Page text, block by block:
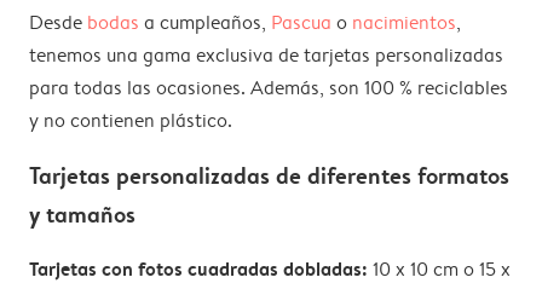
Desde bodas a cumpleaños, Pascua o nacimientos,
tenemos una gama exclusiva de tarjetas personalizadas
para todas las ocasiones. Además, son 100 % reciclables
y no contienen plástico.
Tarjetas personalizadas de diferentes formatos
y tamaños
Tarjetas con fotos cuadradas dobladas: 10 x 10 cm o 15 x